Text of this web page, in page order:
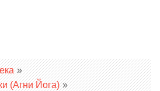
»
(Агни Йога) »